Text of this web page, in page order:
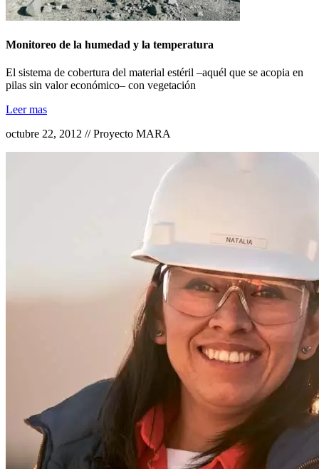
Monitoreo de la humedad y la temperatura
El sistema de cobertura del material estéril –aquél que se acopia en
pilas sin valor económico– con vegetación
Leer mas
octubre 22, 2012 // Proyecto MARA